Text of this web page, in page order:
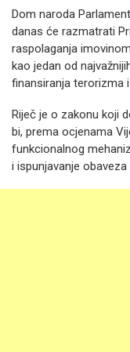
Dom naroda
danas će razmatrati
raspolaganja
kao jedan od
finansiranja terorizma
Riječ je o zakonu koji
bi, prema ocjenama
funkcionalnog
i ispunjavanje